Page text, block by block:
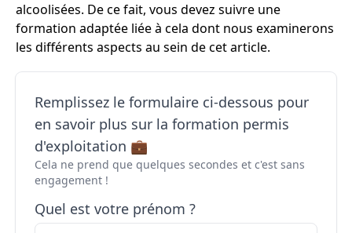
alcoolisées. De ce fait, vous devez suivre une
formation adaptée liée à cela dont nous examinerons
les différents aspects au sein de cet article.
Remplissez le formulaire ci-dessous pour
en savoir plus sur la formation permis
d'exploitation 💼
Cela ne prend que quelques secondes et c'est sans
engagement !
Quel est votre prénom ?